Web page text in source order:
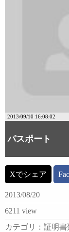
2013/09/10 16:08:02
パスポート
Xでシェア
2013/08/20
6211 view
カテゴリ：証明